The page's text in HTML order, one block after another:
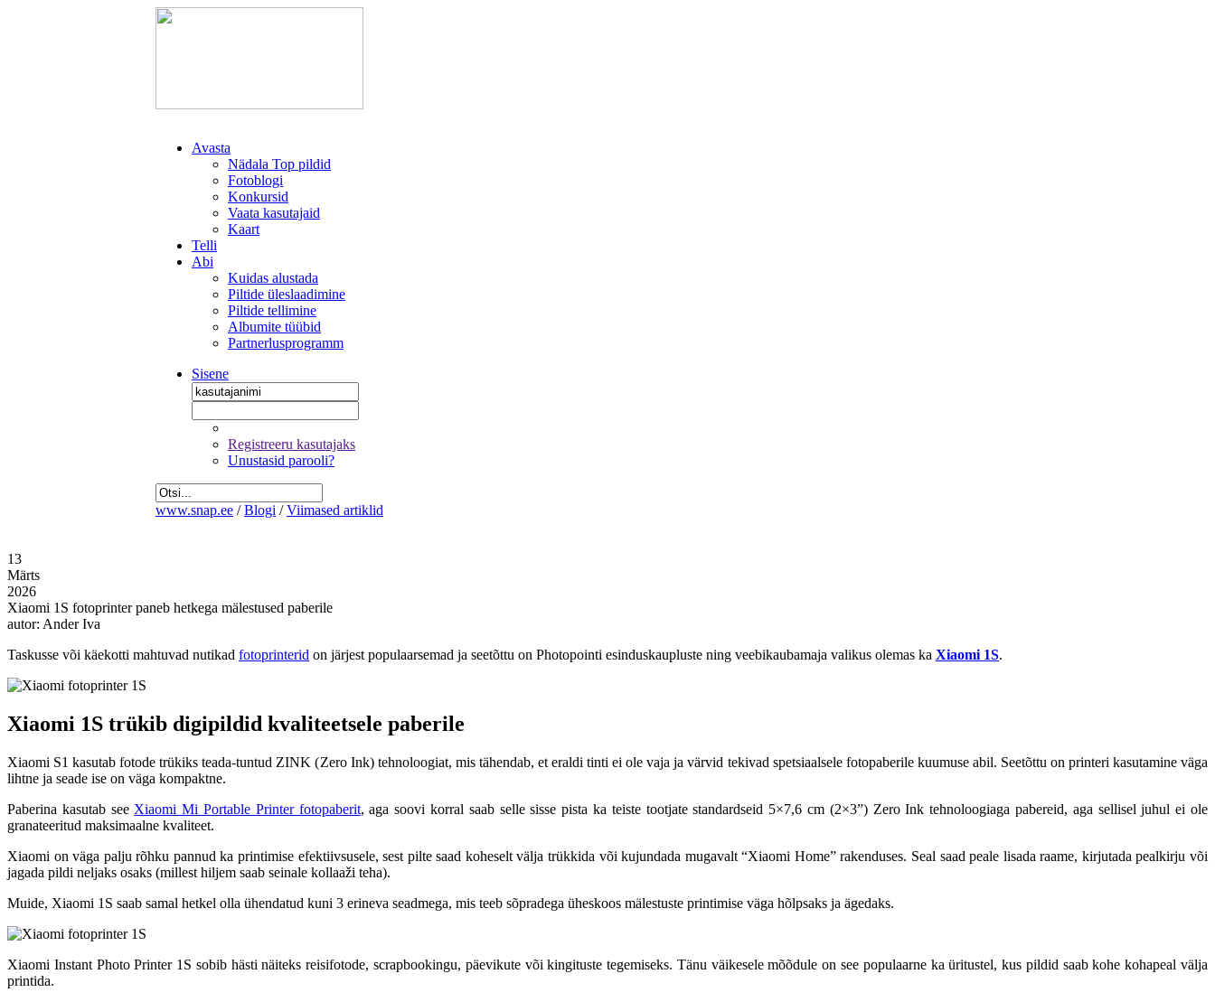
Avasta
Nädala Top pildid
Fotoblogi
Konkursid
Vaata kasutajaid
Kaart
Telli
Abi
Kuidas alustada
Piltide üleslaadimine
Piltide tellimine
Albumite tüübid
Partnerlusprogramm
Sisene
Registreeru kasutajaks
Unustasid parooli?
www.snap.ee / Blogi / Viimased artiklid
13
Märts
2026
Xiaomi 1S fotoprinter paneb hetkega mälestused paberile
autor: Ander Iva
Taskusse või käekotti mahtuvad nutikad fotoprinterid on järjest populaarsemad ja seetõttu on Photopointi esinduskaupluste ning veebikaubamaja valikus olemas ka Xiaomi 1S.
Xiaomi 1S trükib digipildid kvaliteetsele paberile
Xiaomi S1 kasutab fotode trükiks teada-tuntud ZINK (Zero Ink) tehnoloogiat, mis tähendab, et eralditintieiolevaja ja värvid tekivad spetsiaalsele fotopaberile kuumuse abil. Seetõttu on printerikasutamine väga
lihtne ja seade ise on väga kompaktne.
Paberina kasutab see Xiaomi Mi Portable Printer fotopaberit, aga soovi korral saab selle sisse pista ka teiste tootjate standardseid 5×7,6 cm (2×3”) Zero Ink tehnoloogiaga pabereid, aga sellisel juhul ei ole
granateeritud maksimaalne kvaliteet.
Xiaomi on väga palju rõhku pannud ka printimise efektiivsusele, sest pilte saad koheselt välja trükkida või kujundada mugavalt “Xiaomi Home” rakenduses. Seal saad peale lisada raame, kirjutada pealkirju või
jagada pildi neljaks osaks (millest hiljem saab seinale kollaaži teha).
Muide, Xiaomi 1S saab samal hetkel olla ühendatud kuni 3 erineva seadmega, mis teeb sõpradega üheskoos mälestuste printimise väga hõlpsaks ja ägedaks.
Xiaomi Instant Photo Printer 1S sobib hästi näiteks reisifotode, scrapbookingu, päevikute või kingituste tegemiseks. Tänu väikesele mõõdule on see populaarne ka üritustel, kus pildid saab kohe kohapeal välja
printida.